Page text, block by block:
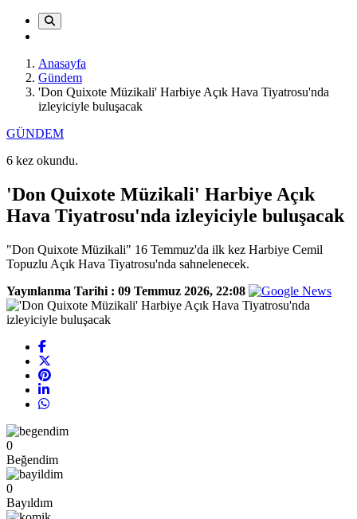
Anasayfa
Gündem
'Don Quixote Müzikali' Harbiye Açık Hava Tiyatrosu'nda
izleyiciyle buluşacak
GÜNDEM
6 kez okundu.
'Don Quixote Müzikali' Harbiye Açık
Hava Tiyatrosu'nda izleyiciyle buluşacak
"Don Quixote Müzikali" 16 Temmuz'da ilk kez Harbiye Cemil
Topuzlu Açık Hava Tiyatrosu'nda sahnelenecek.
Yayınlanma Tarihi : 09 Temmuz 2026, 22:08
0
Beğendim
0
Bayıldım